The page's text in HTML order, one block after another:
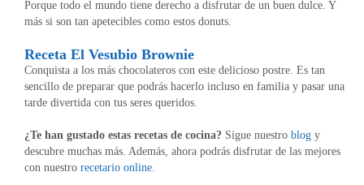
Porque todo el mundo tiene derecho a disfrutar de un buen dulce. Y
más si son tan apetecibles como estos donuts.
Receta El Vesubio Brownie
Conquista a los más chocolateros con este delicioso postre. Es tan
sencillo de preparar que podrás hacerlo incluso en familia y pasar una
tarde divertida con tus seres queridos.
¿Te han gustado estas recetas de cocina? Sigue nuestro blog y
descubre muchas más. Además, ahora podrás disfrutar de las mejores
con nuestro recetario online.